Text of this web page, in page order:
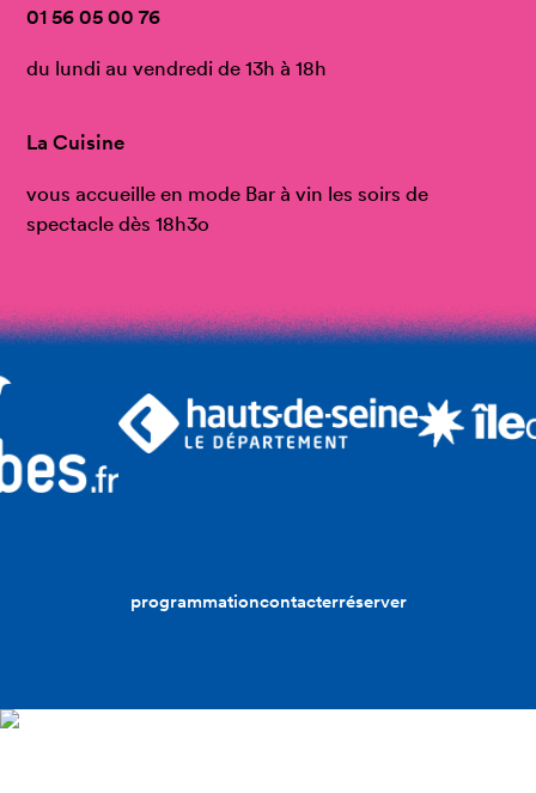
01 56 05 00 76
du lundi au vendredi de 13h à 18h
La Cuisine
vous accueille en mode Bar à vin les soirs de
spectacle dès 18h3o
programmationcontacterréserver